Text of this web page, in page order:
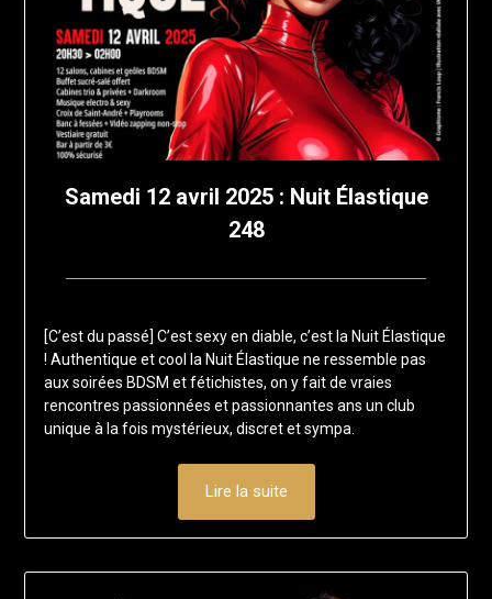
Samedi 12 avril 2025 : Nuit Élastique
248
11
février
2025
loup
[C’est du passé] C’est sexy en diable, c’est la Nuit Élastique
! Authentique et cool la Nuit Élastique ne ressemble pas
aux soirées BDSM et fétichistes, on y fait de vraies
rencontres passionnées et passionnantes ans un club
unique à la fois mystérieux, discret et sympa.
Lire la suite